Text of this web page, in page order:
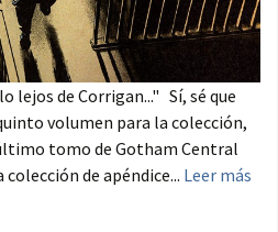
lejos de Corrigan..." Sí, sé que
volumen para la colección,
tomo de Gotham Central
de apéndice... Leer más